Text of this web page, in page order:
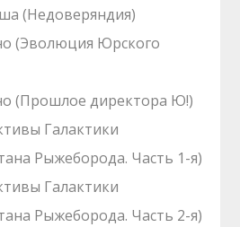
(Недоверяндия)
(Эволюция Юрского
(Прошлое директора Ю!)
Галактики
Рыжеборода. Часть 1-я)
Галактики
Рыжеборода. Часть 2-я)